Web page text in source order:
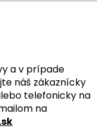
a v prípade
náš zákaznícky
telefonicky na
na